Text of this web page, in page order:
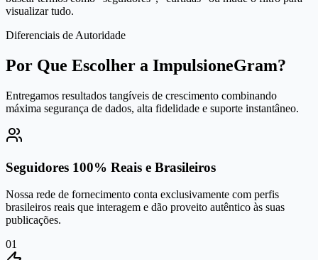
visualizar tudo.
Diferenciais de Autoridade
Por Que Escolher a ImpulsioneGram?
Entregamos resultados tangíveis de crescimento combinando
máxima segurança de dados, alta fidelidade e suporte instantâneo.
Seguidores 100% Reais e Brasileiros
Nossa rede de fornecimento conta exclusivamente com perfis
brasileiros reais que interagem e dão proveito autêntico às suas
publicações.
01